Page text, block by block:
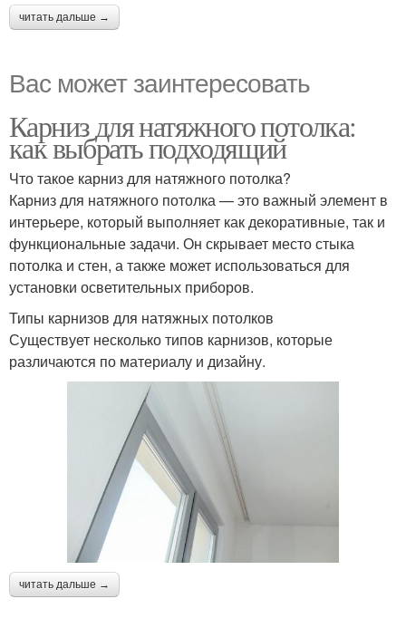
читать дальше →
Вас может заинтересовать
Карниз для натяжного потолка:
как выбрать подходящий
Что такое карниз для натяжного потолка?
Карниз для натяжного потолка — это важный элемент в
интерьере, который выполняет как декоративные, так и
функциональные задачи. Он скрывает место стыка
потолка и стен, а также может использоваться для
установки осветительных приборов.
Типы карнизов для натяжных потолков
Существует несколько типов карнизов, которые
различаются по материалу и дизайну.
читать дальше →